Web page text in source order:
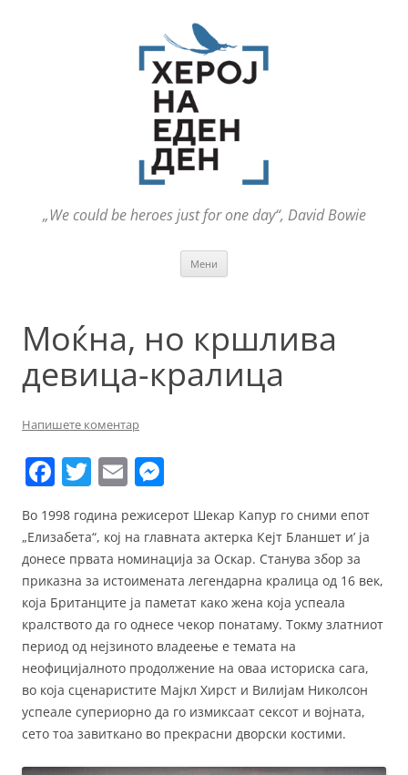
„We could be heroes just for one day“, David Bowie
Мени
Моќна, но кршлива
девица-кралица
Напишете коментар
F
a
c
e
b
o
o
k
T
itt
er
E
ai
l
ss
e
n
g
er
Во 1998 година режисерот Шекар Капур го сними епот
„Елизабета“, кој на главната актерка Кејт Бланшет и’ ја
донесе првата номинација за Оскар. Станува збор за
приказна за истоимената легендарна кралица од 16 век,
која Британците ја паметат како жена која успеала
кралството да го однесе чекор понатаму. Токму златниот
период од нејзиното владеење е темата на
неофицијалното продолжение на оваа историска сага,
во која сценаристите Мајкл Хирст и Вилијам Николсон
успеале супериорно да го измиксаат сексот и војната,
сето тоа завиткано во прекрасни дворски костими.